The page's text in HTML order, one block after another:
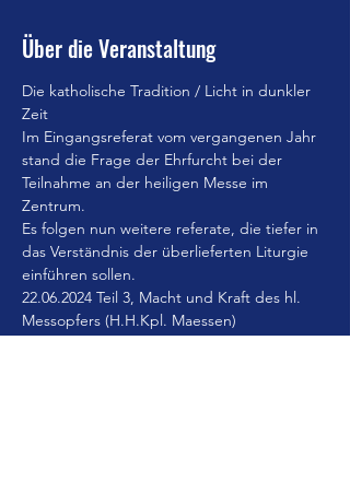
Über die Veranstaltung
Die katholische Tradition / Licht in dunkler
Zeit
Im Eingangsreferat vom vergangenen Jahr
stand die Frage der Ehrfurcht bei der
Teilnahme an der heiligen Messe im
Zentrum.
Es folgen nun weitere referate, die tiefer in
das Verständnis der überlieferten Liturgie
einführen sollen.
22.06.2024 Teil 3, Macht und Kraft des hl.
Messopfers (H.H.Kpl. Maessen)